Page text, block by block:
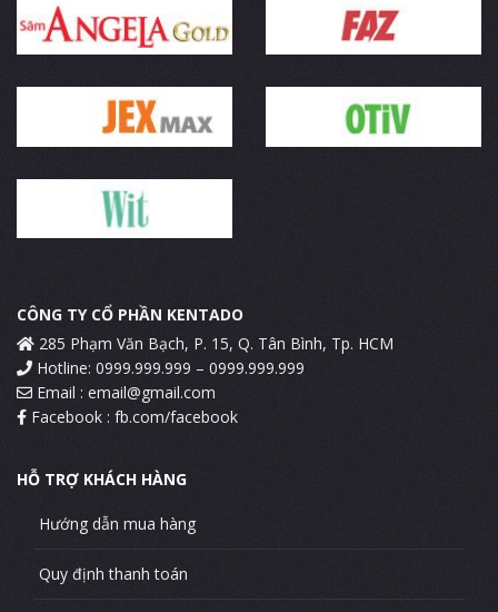
285 Phạm Văn Bạch, P. 15, Q. Tân Bình, Tp. HCM
Hotline: 0999.999.999 – 0999.999.999
Email :email@gmail.com
Facebook : fb.com/facebook
Quy định thanh toán
Chính sách đổi trả